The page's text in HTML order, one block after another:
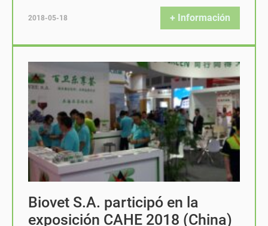
2018-05-18 + Información
Biovet S.A. participó en la
exposición CAHE 2018 (China)